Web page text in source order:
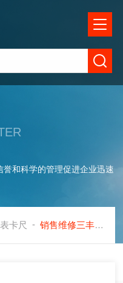
和科学的管理促进企业迅速
卡尺 - 销售维修三丰附表卡尺